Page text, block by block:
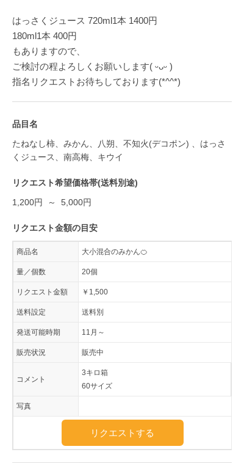
はっさくジュース 720ml1本 1400円
180ml1本 400円
もありますので、
ご検討の程よろしくお願いします( ᵕᴗᵕ )
指名リクエストお待ちしております(*^^*)
品目名
たねなし柿、みかん、八朔、不知火(デコポン) 、はっさ
くジュース、南高梅、キウイ
リクエスト希望価格帯(送料別途)
1,200円 ～ 5,000円
リクエスト金額の目安
商品名 大小混合のみかん🍊
量／個数 20個
リクエスト金額 ￥1,500
送料設定 送料別
発送可能時期 11月～
販売状況 販売中
コメント
3キロ箱
60サイズ
写真
リクエストする